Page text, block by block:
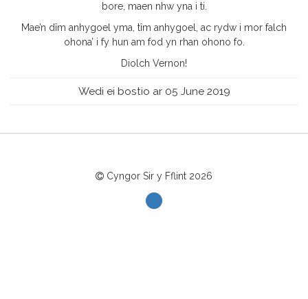
bore, maen nhw yna i ti.
Mae’n dîm anhygoel yma, tîm anhygoel, ac rydw i mor falch
ohona’ i fy hun am fod yn rhan ohono fo.
Diolch Vernon!
Wedi ei bostio ar 05 June 2019
Cyngor Sir y Fflint 2026